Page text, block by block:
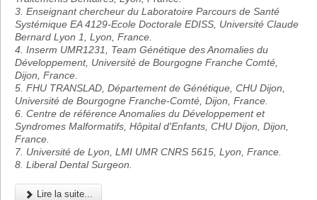
3. Enseignant chercheur du Laboratoire Parcours de Santé
Systémique EA 4129-Ecole Doctorale EDISS, Université Claude
Bernard Lyon 1, Lyon, France.
4. Inserm UMR1231, Team Génétique des Anomalies du
Développement, Université de Bourgogne Franche Comté,
Dijon, France.
5. FHU TRANSLAD, Département de Génétique, CHU Dijon,
Université de Bourgogne Franche-Comté, Dijon, France.
6. Centre de référence Anomalies du Développement et
Syndromes Malformatifs, Hôpital d'Enfants, CHU Dijon, Dijon,
France.
7. Université de Lyon, LMI UMR CNRS 5615, Lyon, France.
8. Liberal Dental Surgeon.
Lire la suite...